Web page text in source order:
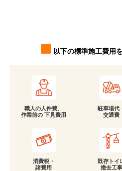
以下の標準施工費用
職人の人件費、
作業前の 下見費用
駐車場代
交通費
消費税・
諸費用
既存トイ
撤去工事